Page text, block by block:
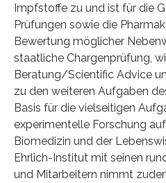
Impfstoffe zu und ist für die
Prüfungen sowie die
Bewertung möglicher
staatliche Chargenprüfung,
Beratung/Scientific Advice
zu den weiteren Aufgaben
Basis für die vielseitigen
experimentelle Forschung
Biomedizin und der
Ehrlich-Institut mit seinen
und Mitarbeitern nimmt